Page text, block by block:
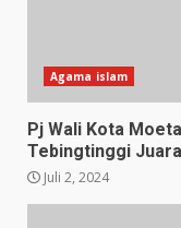
Agama islam
Pj Wali Kota
Tebingtinggi
Juli 2, 2024